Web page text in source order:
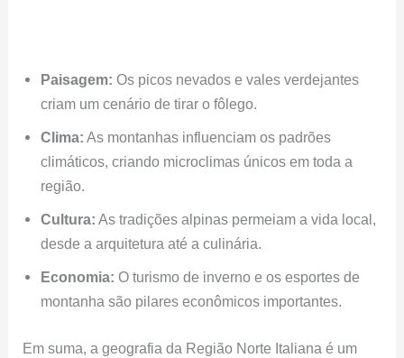
Paisagem: Os picos nevados e vales verdejantes
criam um cenário de tirar o fôlego.
Clima: As montanhas influenciam os padrões
climáticos, criando microclimas únicos em toda a
região.
Cultura: As tradições alpinas permeiam a vida local,
desde a arquitetura até a culinária.
Economia: O turismo de inverno e os esportes de
montanha são pilares econômicos importantes.
Em suma, a geografia da Região Norte Italiana é um